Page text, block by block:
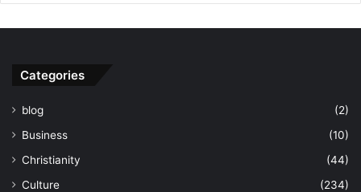
Categories
blog
(2)
Business
(10)
Christianity
(44)
Culture
(234)